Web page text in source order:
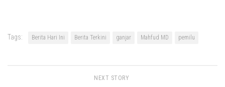
Tags: Berita Hari Ini Berita Terkini ganjar Mahfud MD pemilu
NEXT STORY